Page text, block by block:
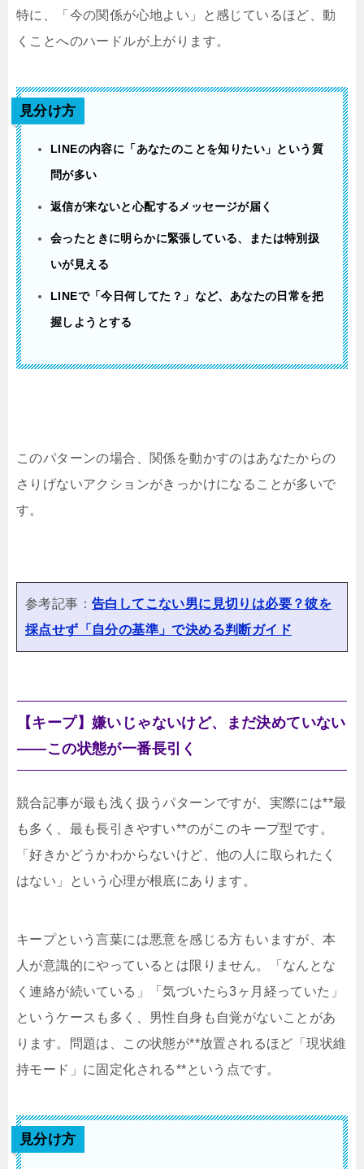
特に、「今の関係が心地よい」と感じているほど、動
くことへのハードルが上がります。
見分け方
LINEの内容に「あなたのことを知りたい」という質
問が多い
返信が来ないと心配するメッセージが届く
会ったときに明らかに緊張している、または特別扱
いが見える
LINEで「今日何してた？」など、あなたの日常を把
握しようとする
このパターンの場合、関係を動かすのはあなたからの
さりげないアクションがきっかけになることが多いで
す。
参考記事： 告白してこない男に見切りは必要？彼を
採点せず「自分の基準」で決める判断ガイド
【キープ】嫌いじゃないけど、まだ決めていない
——この状態が一番長引く
競合記事が最も浅く扱うパターンですが、実際には**最
も多く、最も長引きやすい**のがこのキープ型です。
「好きかどうかわからないけど、他の人に取られたく
はない」という心理が根底にあります。
キープという言葉には悪意を感じる方もいますが、本
人が意識的にやっているとは限りません。「なんとな
く連絡が続いている」「気づいたら3ヶ月経っていた」
というケースも多く、男性自身も自覚がないことがあ
ります。問題は、この状態が**放置されるほど「現状維
持モード」に固定化される**という点です。
見分け方